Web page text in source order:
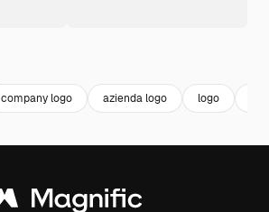
company logo azienda logo logo